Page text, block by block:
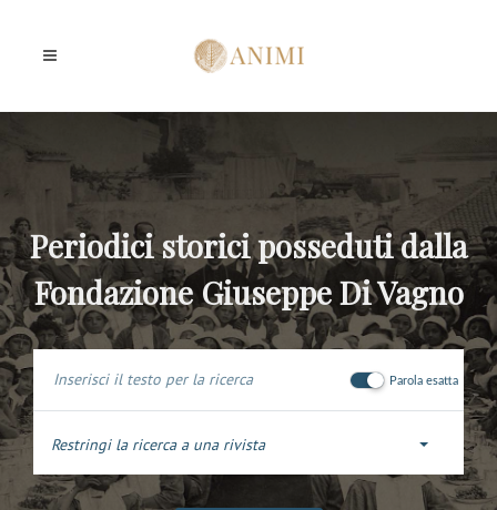
Periodici storici posseduti dalla
Fondazione Giuseppe Di Vagno
Parola esatta
Restringi la ricerca a una rivista